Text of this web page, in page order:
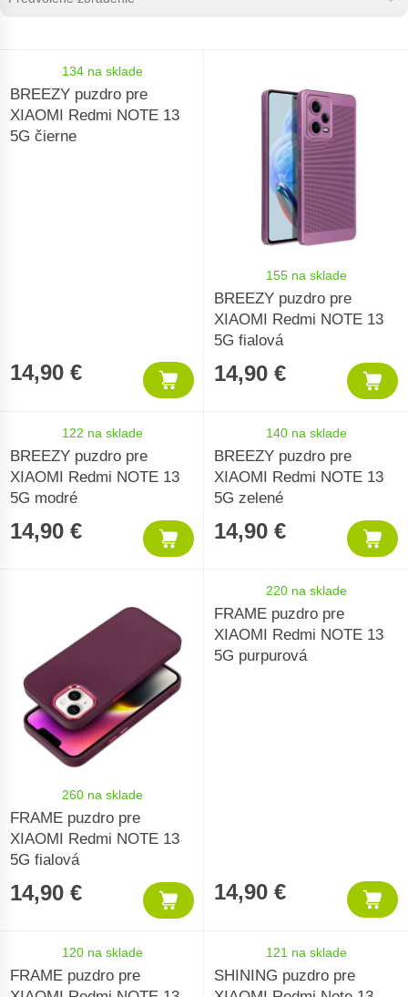
134 na sklade
BREEZY puzdro pre
XIAOMI Redmi NOTE 13
5G čierne
14,90 €
155 na sklade
BREEZY puzdro pre
XIAOMI Redmi NOTE 13
5G fialová
14,90 €
122 na sklade
BREEZY puzdro pre
XIAOMI Redmi NOTE 13
5G modré
14,90 €
140 na sklade
BREEZY puzdro pre
XIAOMI Redmi NOTE 13
5G zelené
14,90 €
260 na sklade
FRAME puzdro pre
XIAOMI Redmi NOTE 13
5G fialová
14,90 €
220 na sklade
FRAME puzdro pre
XIAOMI Redmi NOTE 13
5G purpurová
14,90 €
120 na sklade
FRAME puzdro pre
121 na sklade
SHINING puzdro pre